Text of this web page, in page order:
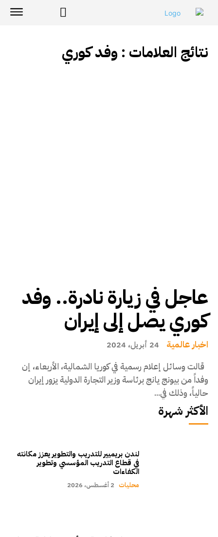
نتائج العلامات : وفد كوري
عاجل في زيارة نادرة.. وفد
كوري يصل إلى إيران
اخبار عالمية 24 أبريل، 2024
قالت وسائل إعلام رسمية في كوريا الشمالية، الأربعاء، إن
وفداً من بيونج يانج برئاسة وزير التجارة الدولية يزور إيران
حالياً، وذلك في...
الأكثر شهرة
لندن بريميير للتدريب والتطوير يعزز مكانته
في قطاع التدريب المؤسسي وتطوير
الكفاءات
محليات 2 أغسطس، 2026